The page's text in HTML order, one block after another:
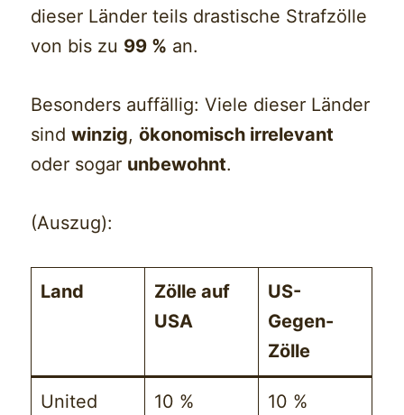
dieser Länder teils drastische Strafzölle
von bis zu 99 % an.
Besonders auffällig: Viele dieser Länder
sindwinzig,ökonomisch irrelevant
oder sogar unbewohnt.
(Auszug):
Land
Zölle auf
USA
US-
Gegen-
Zölle
United
10 % 10 %